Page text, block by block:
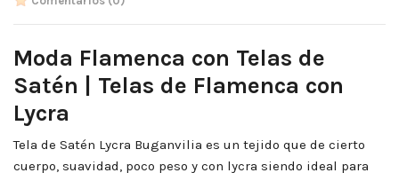
Moda Flamenca con Telas de
Satén | Telas de Flamenca con
Lycra
Tela de Satén Lycra Buganvilia es un tejido que de cierto
cuerpo, suavidad, poco peso y con lycra siendo ideal para